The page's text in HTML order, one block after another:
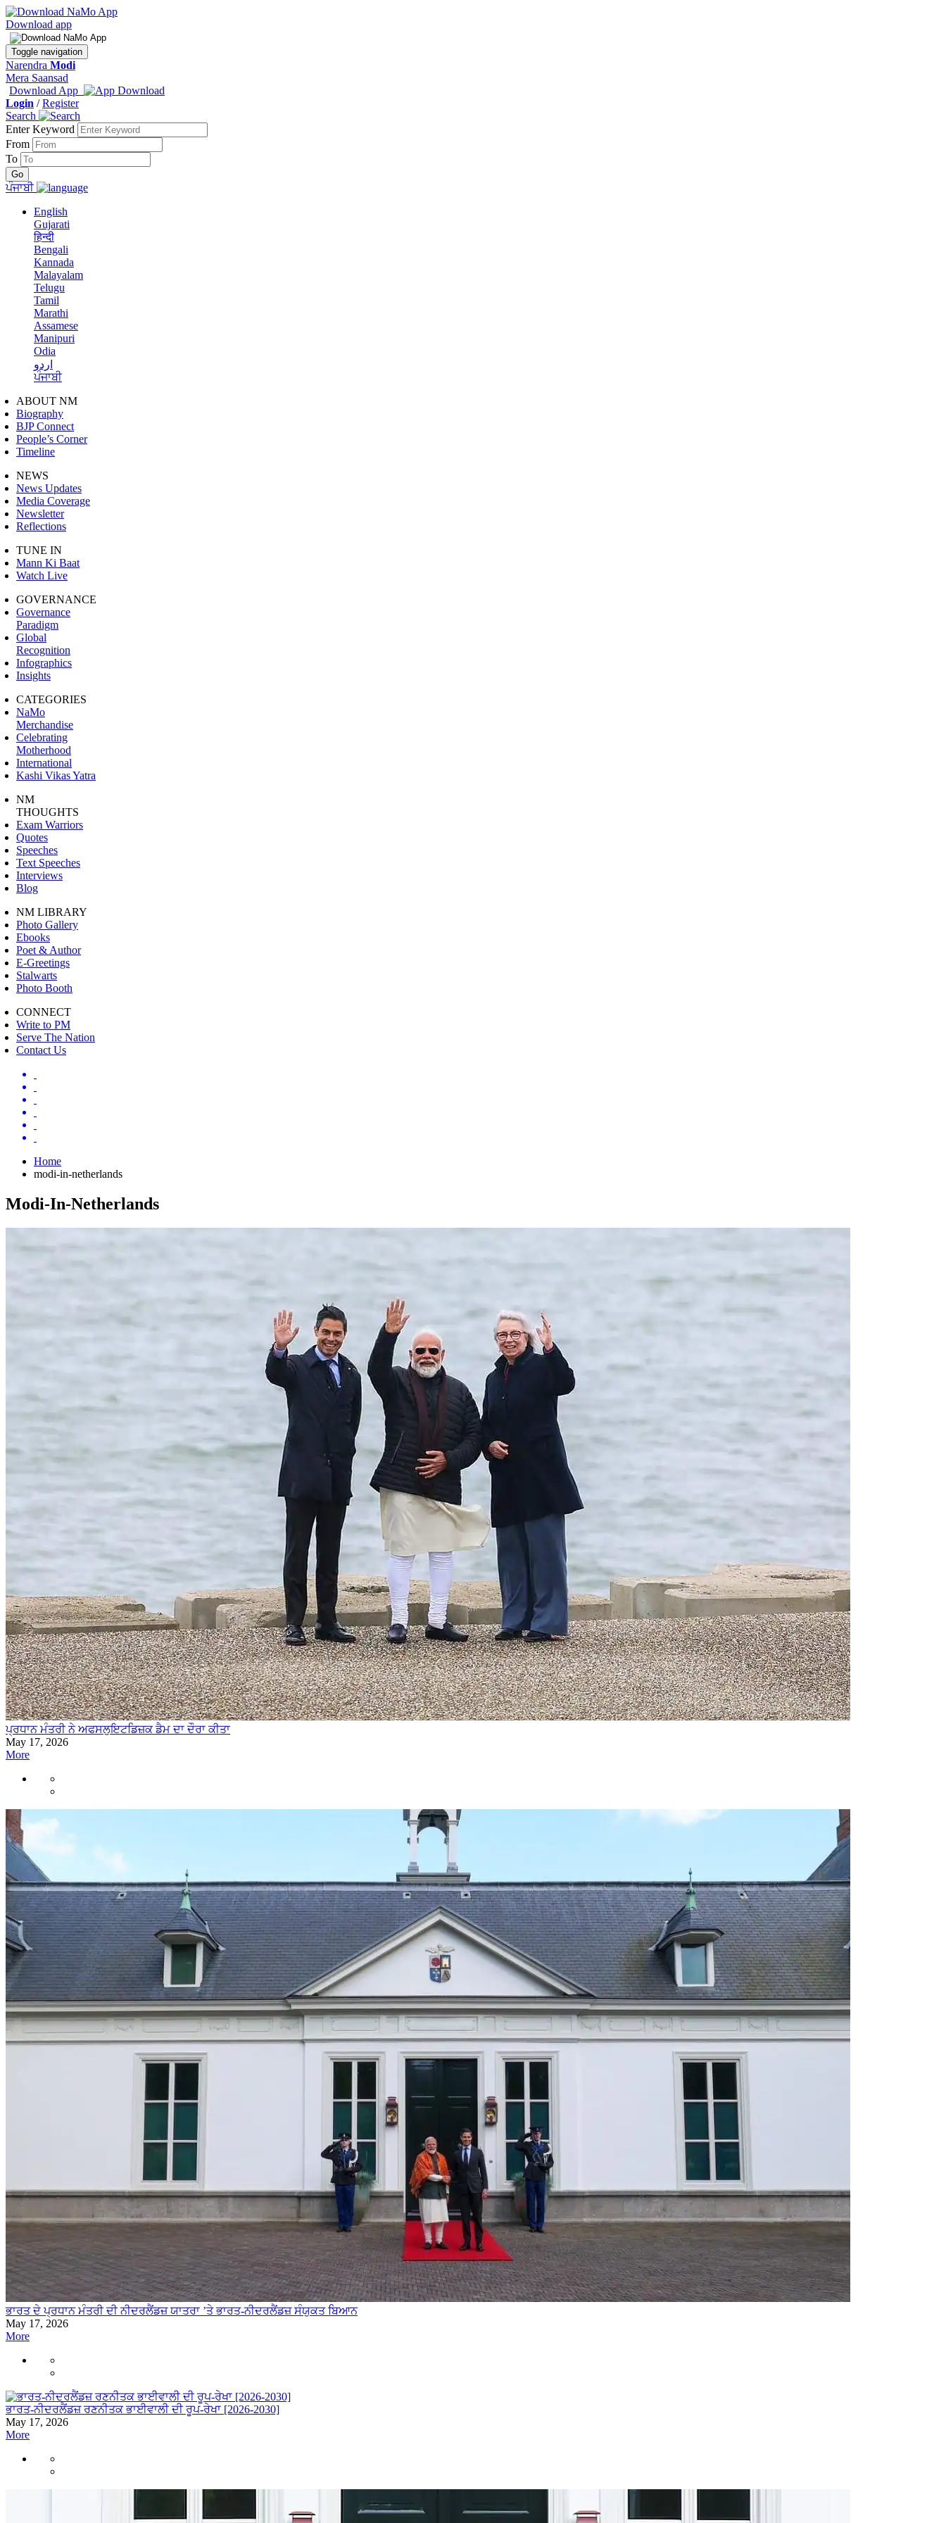
Download app
Toggle navigation
Narendra Modi
Mera Saansad
Download App
Login /Register
Search
Enter Keyword
From
To
ਪੰਜਾਬੀ
English
Gujarati
हिन्दी
Bengali
Kannada
Malayalam
Telugu
Tamil
Marathi
Assamese
Manipuri
Odia
اردو
ਪੰਜਾਬੀ
ABOUT NM
Biography
BJP Connect
People’s Corner
Timeline
NEWS
News Updates
Media Coverage
Newsletter
Reflections
TUNE IN
Mann Ki Baat
Watch Live
GOVERNANCE
Governance
Paradigm
Global
Recognition
Infographics
Insights
CATEGORIES
NaMo
Merchandise
Celebrating
Motherhood
International
Kashi Vikas Yatra
NM
THOUGHTS
Exam Warriors
Quotes
Speeches
Text Speeches
Interviews
Blog
NM LIBRARY
Photo Gallery
Ebooks
Poet & Author
E-Greetings
Stalwarts
Photo Booth
CONNECT
Write to PM
Serve The Nation
Contact Us
Home
modi-in-netherlands
Modi-In-Netherlands
ਪ੍ਰਧਾਨ ਮੰਤਰੀ ਨੇ ਅਫਸਲੁਇਟਡਿਜ਼ਕ ਡੈਮ ਦਾ ਦੌਰਾ ਕੀਤਾ
May 17, 2026
More
ਭਾਰਤ ਦੇ ਪ੍ਰਧਾਨ ਮੰਤਰੀ ਦੀ ਨੀਦਰਲੈਂਡਜ਼ ਯਾਤਰਾ ’ਤੇ ਭਾਰਤ-ਨੀਦਰਲੈਂਡਜ਼ ਸੰਯੁਕਤ ਬਿਆਨ
May 17, 2026
More
ਭਾਰਤ-ਨੀਦਰਲੈਂਡਜ਼ ਰਣਨੀਤਕ ਭਾਈਵਾਲੀ ਦੀ ਰੂਪ-ਰੇਖਾ [2026-2030]
May 17, 2026
More